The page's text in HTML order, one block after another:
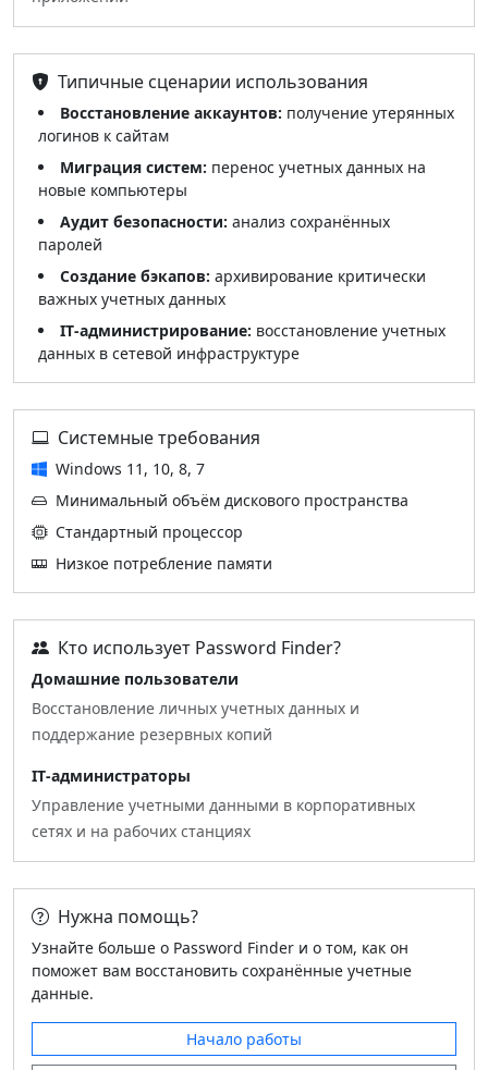
Типичные сценарии использования
Восстановление аккаунтов: получение утерянных
логинов к сайтам
Миграция систем: перенос учетных данных на
новые компьютеры
Аудит безопасности: анализ сохранённых
паролей
Создание бэкапов: архивирование критически
важных учетных данных
IT‑администрирование: восстановление учетных
данных в сетевой инфраструктуре
Системные требования
Windows 11, 10, 8, 7
Минимальный объём дискового пространства
Стандартный процессор
Низкое потребление памяти
Кто использует Password Finder?
Домашние пользователи
Восстановление личных учетных данных и
поддержание резервных копий
IT‑администраторы
Управление учетными данными в корпоративных
сетях и на рабочих станциях
Нужна помощь?
Узнайте больше о Password Finder и о том, как он
поможет вам восстановить сохранённые учетные
данные.
Начало работы